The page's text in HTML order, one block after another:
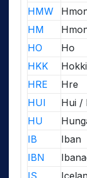
HMW
HM
HO
Ho
HKK
HRE
Hre
HUI
Hui /
HU
IB
Iban
IBN